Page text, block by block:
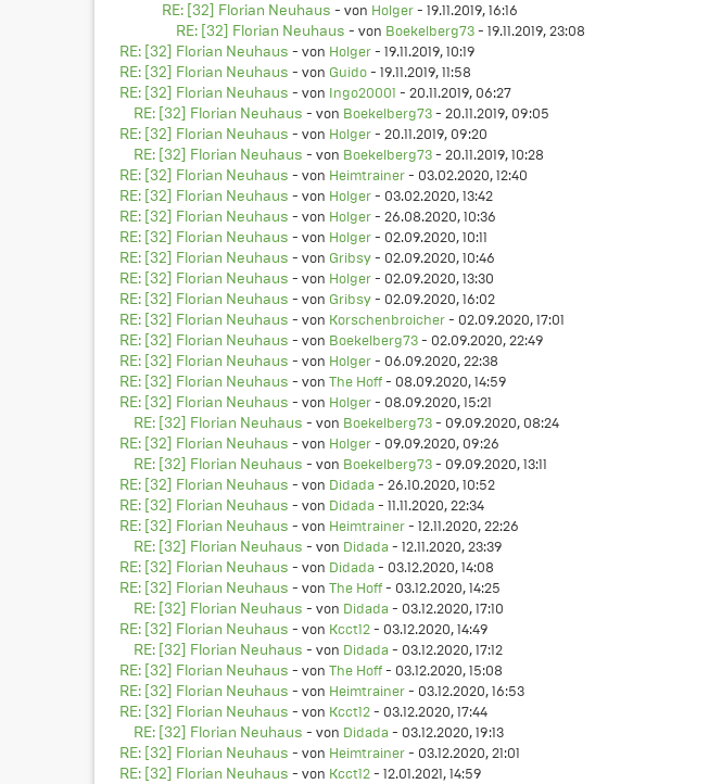
RE: [32] Florian Neuhaus - von Holger - 19.11.2019, 16:16
RE: [32] Florian Neuhaus - von Boekelberg73 - 19.11.2019, 23:08
RE: [32] Florian Neuhaus - von Holger - 19.11.2019, 10:19
RE: [32] Florian Neuhaus - von Guido - 19.11.2019, 11:58
RE: [32] Florian Neuhaus - von Ingo20001 - 20.11.2019, 06:27
RE: [32] Florian Neuhaus - von Boekelberg73 - 20.11.2019, 09:05
RE: [32] Florian Neuhaus - von Holger - 20.11.2019, 09:20
RE: [32] Florian Neuhaus - von Boekelberg73 - 20.11.2019, 10:28
RE: [32] Florian Neuhaus - von Heimtrainer - 03.02.2020, 12:40
RE: [32] Florian Neuhaus - von Holger - 03.02.2020, 13:42
RE: [32] Florian Neuhaus - von Holger - 26.08.2020, 10:36
RE: [32] Florian Neuhaus - von Holger - 02.09.2020, 10:11
RE: [32] Florian Neuhaus - von Gribsy - 02.09.2020, 10:46
RE: [32] Florian Neuhaus - von Holger - 02.09.2020, 13:30
RE: [32] Florian Neuhaus - von Gribsy - 02.09.2020, 16:02
RE: [32] Florian Neuhaus - von Korschenbroicher - 02.09.2020, 17:01
RE: [32] Florian Neuhaus - von Boekelberg73 - 02.09.2020, 22:49
RE: [32] Florian Neuhaus - von Holger - 06.09.2020, 22:38
RE: [32] Florian Neuhaus - von The Hoff - 08.09.2020, 14:59
RE: [32] Florian Neuhaus - von Holger - 08.09.2020, 15:21
RE: [32] Florian Neuhaus - von Boekelberg73 - 09.09.2020, 08:24
RE: [32] Florian Neuhaus - von Holger - 09.09.2020, 09:26
RE: [32] Florian Neuhaus - von Boekelberg73 - 09.09.2020, 13:11
RE: [32] Florian Neuhaus - von Didada - 26.10.2020, 10:52
RE: [32] Florian Neuhaus - von Didada - 11.11.2020, 22:34
RE: [32] Florian Neuhaus - von Heimtrainer - 12.11.2020, 22:26
RE: [32] Florian Neuhaus - von Didada - 12.11.2020, 23:39
RE: [32] Florian Neuhaus - von Didada - 03.12.2020, 14:08
RE: [32] Florian Neuhaus - von The Hoff - 03.12.2020, 14:25
RE: [32] Florian Neuhaus - von Didada - 03.12.2020, 17:10
RE: [32] Florian Neuhaus - von Kcct12 - 03.12.2020, 14:49
RE: [32] Florian Neuhaus - von Didada - 03.12.2020, 17:12
RE: [32] Florian Neuhaus - von The Hoff - 03.12.2020, 15:08
RE: [32] Florian Neuhaus - von Heimtrainer - 03.12.2020, 16:53
RE: [32] Florian Neuhaus - von Kcct12 - 03.12.2020, 17:44
RE: [32] Florian Neuhaus - von Didada - 03.12.2020, 19:13
RE: [32] Florian Neuhaus - von Heimtrainer - 03.12.2020, 21:01
RE: [32] Florian Neuhaus - von Kcct12 - 12.01.2021, 14:59